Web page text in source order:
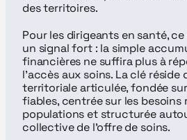
des territoires.
Pour les dirigeants en santé,
un signal fort : la simple
financières ne suffira plus à
l’accès aux soins. La clé
territoriale articulée, fondée
fiables, centrée sur les besoins
populations et structurée
collective de l’offre de soins.